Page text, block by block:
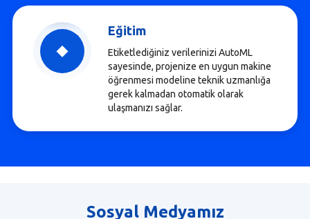
Eğitim
Etiketlediğiniz verilerinizi AutoML
sayesinde, projenize en uygun makine
öğrenmesi modeline teknik uzmanlığa
gerek kalmadan otomatik olarak
ulaşmanızı sağlar.
Sosyal Medyamız